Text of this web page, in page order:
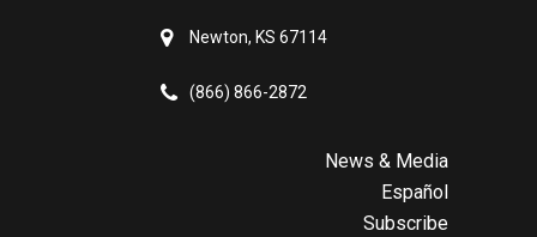
Newton, KS 67114
(866) 866-2872
News & Media
Español
Subscribe